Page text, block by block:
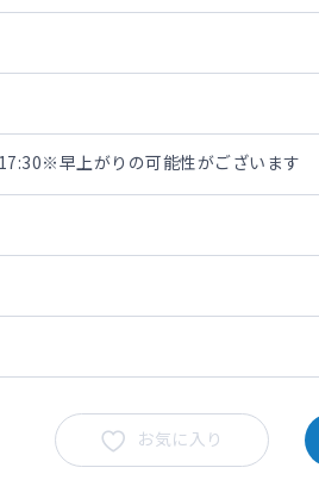
早上がりの可能性がございます
お気に入り